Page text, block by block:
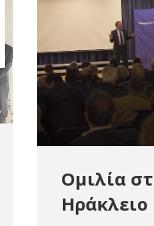
Ομιλία
Ηράκλειο